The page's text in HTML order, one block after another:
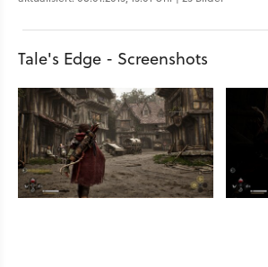
Tale's Edge - Screenshots